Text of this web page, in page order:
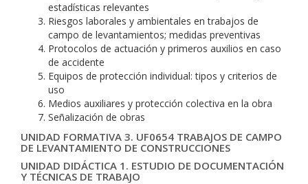
estadísticas relevantes
Riesgos laborales y ambientales en trabajos de
campo de levantamientos; medidas preventivas
Protocolos de actuación y primeros auxilios en caso
de accidente
Equipos de protección individual: tipos y criterios de
uso
Medios auxiliares y protección colectiva en la obra
Señalización de obras
UNIDAD FORMATIVA 3. UF0654 TRABAJOS DE CAMPO
DE LEVANTAMIENTO DE CONSTRUCCIONES
UNIDAD DIDÁCTICA 1. ESTUDIO DE DOCUMENTACIÓN
Y TÉCNICAS DE TRABAJO